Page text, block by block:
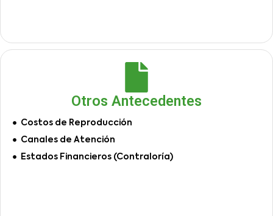
Otros Antecedentes
Costos de Reproducción
Canales de Atención
Estados Financieros (Contraloría)